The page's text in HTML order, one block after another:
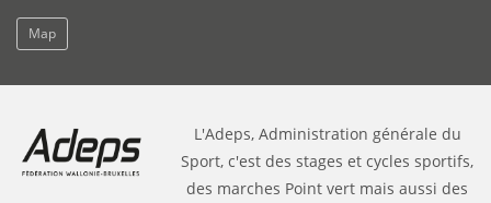
Map
L'Adeps, Administration générale du
Sport, c'est des stages et cycles sportifs,
des marches Point vert mais aussi des